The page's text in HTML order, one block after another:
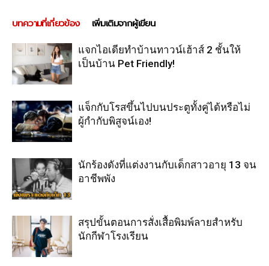
บทความที่เกี่ยวข้อง เพิ่มเติมจากผู้เขียน
แจกไอเดียทำบ้านทาวน์เฮ้าส์ 2 ชั้นให้
เป็นบ้าน Pet Friendly!
แจ็กกับโรสขึ้นไปบนประตูทั้งคู่ได้หรือไม่
ผู้กำกับพิสูจน์เอง!
นักร้องดังที่แต่งงานกับเด็กสาวอายุ 13 จน
อาชีพพัง
สรุปขั้นตอนการสั่งเสื้อพิมพ์ลายสำหรับ
นักกีฬาโรงเรียน